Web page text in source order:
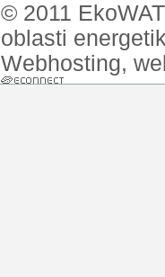
© 2011
oblasti
Webhosting,